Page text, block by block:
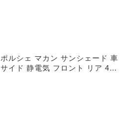
ポルシェ マカン サンシェード 車
サイド 静電気 フロント リア 4枚